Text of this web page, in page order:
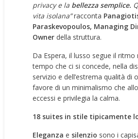
privacy e la bellezza semplice.
vita isolana”racconta
Paraskevopoulos, Managing
Owner della struttura.
Da Espera, il lusso segue il ritmo
tempo che ci si concede, nella
servizio e dell’estrema qualità di
favore di un minimalismo che
eccessi e privilegia la calma.
18 suites in stile tipicamente
Eleganzae silenzio sono i